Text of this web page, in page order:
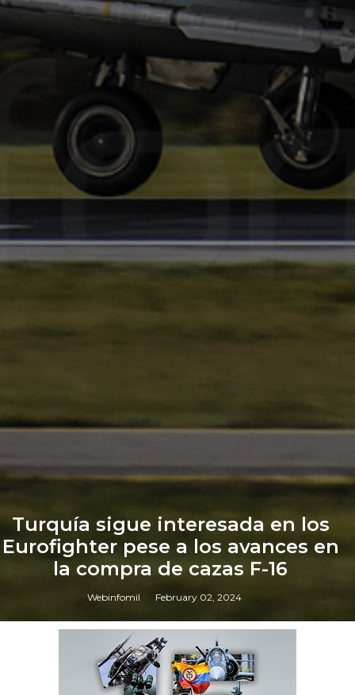
Turquía sigue interesada en los
Eurofighter pese a los avances en
la compra de cazas F-16
Webinfomil February 02, 2024